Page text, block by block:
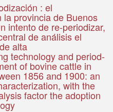
: el
provincia de Buenos
intento de re-periodizar,
de análisis el
alta
technology and period-
of bovine cattle in
1856 and 1900: an
with the
factor the adoption